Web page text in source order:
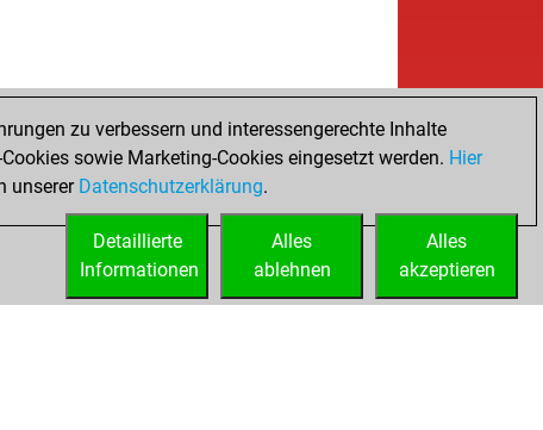
zu verbessern und interessengerechte Inhalte
sowie Marketing-Cookies eingesetzt werden. Hier
unserer Datenschutzerklärung.
Alles
akzeptieren
Alles
ablehnen
Detaillierte
Informationen